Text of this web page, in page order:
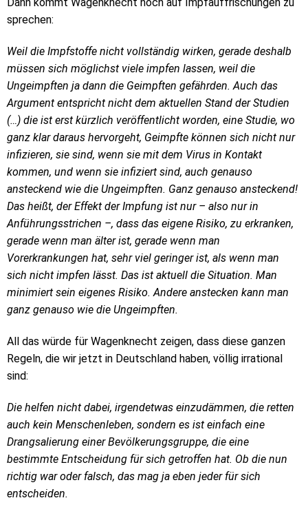
sprechen:
Weil die Impfstoffe nicht vollständig wirken, gerade deshalb
müssen sich möglichst viele impfen lassen, weil die
Ungeimpften ja dann die Geimpften gefährden. Auch das
Argument entspricht nicht dem aktuellen Stand der Studien
(…) die ist erst kürzlich veröffentlicht worden, eine Studie, wo
ganz klar daraus hervorgeht, Geimpfte können sich nicht nur
infizieren, sie sind, wenn sie mit dem Virus in Kontakt
kommen, und wenn sie infiziert sind, auch genauso
ansteckend wie die Ungeimpften. Ganz genauso ansteckend!
Das heißt, der Effekt der Impfung ist nur – also nur in
Anführungsstrichen –, dass das eigene Risiko, zu erkranken,
gerade wenn man älter ist, gerade wenn man
Vorerkrankungen hat, sehr viel geringer ist, als wenn man
sich nicht impfen lässt. Das ist aktuell die Situation. Man
minimiert sein eigenes Risiko. Andere anstecken kann man
ganz genauso wie die Ungeimpften.
All das würde für Wagenknecht zeigen, dass diese ganzen
Regeln, die wir jetzt in Deutschland haben, völlig irrational
sind:
Die helfen nicht dabei, irgendetwas einzudämmen, die retten
auch kein Menschenleben, sondern es ist einfach eine
Drangsalierung einer Bevölkerungsgruppe, die eine
bestimmte Entscheidung für sich getroffen hat. Ob die nun
richtig war oder falsch, das mag ja eben jeder für sich
entscheiden.